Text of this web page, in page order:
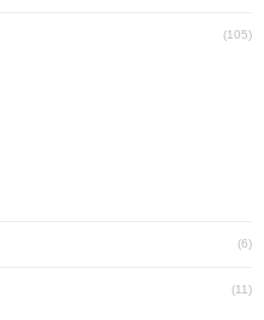
(105)
(6)
(11)